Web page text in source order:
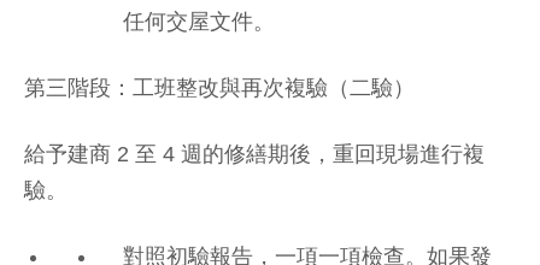
任何交屋文件。
第三階段：工班整改與再次複驗（二驗）
給予建商 2 至 4 週的修繕期後，重回現場進行複
驗。
對照初驗報告，一項一項檢查。如果發